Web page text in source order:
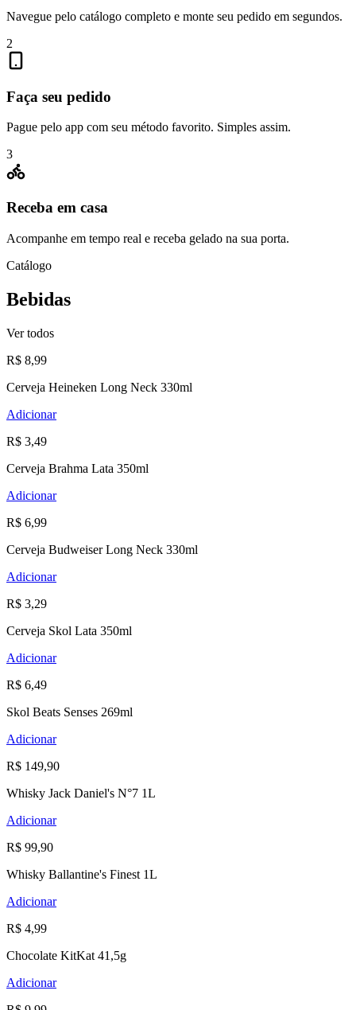
Navegue pelo catálogo completo e monte seu pedido em segundos.
2
Faça seu pedido
Pague pelo app com seu método favorito. Simples assim.
3
Receba em casa
Acompanhe em tempo real e receba gelado na sua porta.
Catálogo
Bebidas
Ver todos
R$ 8,99
Cerveja Heineken Long Neck 330ml
Adicionar
R$ 3,49
Cerveja Brahma Lata 350ml
Adicionar
R$ 6,99
Cerveja Budweiser Long Neck 330ml
Adicionar
R$ 3,29
Cerveja Skol Lata 350ml
Adicionar
R$ 6,49
Skol Beats Senses 269ml
Adicionar
R$ 149,90
Whisky Jack Daniel's N°7 1L
Adicionar
R$ 99,90
Whisky Ballantine's Finest 1L
Adicionar
R$ 4,99
Chocolate KitKat 41,5g
Adicionar